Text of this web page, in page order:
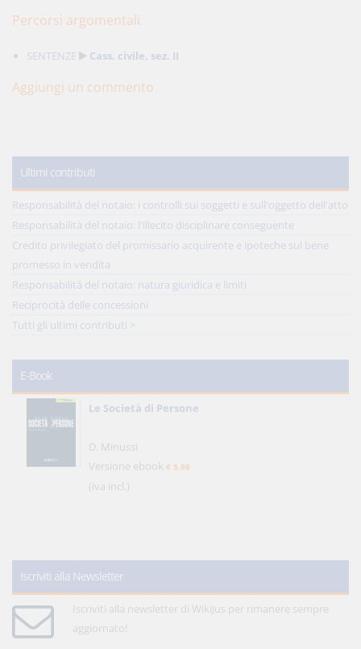
Percorsi argomentali
SENTENZE Cass. civile, sez. II
Aggiungi un commento
Ultimi contributi
Responsabilità del notaio: i controlli sui soggetti e sull'oggetto dell'atto
Responsabilità del notaio: l'illecito disciplinare conseguente
Credito privilegiato del promissario acquirente e ipoteche sul bene
promesso in vendita
Responsabilità del notaio: natura giuridica e limiti
Reciprocità delle concessioni
Tutti gli ultimi contributi >
E-Book
Le Società di Persone
D. Minussi
Versione ebook € 5,99
(iva incl.)
Iscriviti alla Newsletter
Iscriviti alla newsletter di WikiJus per rimanere sempre
aggiornato!